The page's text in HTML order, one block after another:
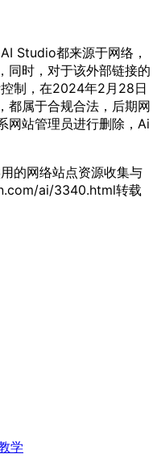
Studio都来源于网络，
同时，对于该外部链接的
制，在2024年2月28日
都属于合规合法，后期网
网站管理员进行删除，Ai
的网络站点资源收集与
ai/3340.html转载
学